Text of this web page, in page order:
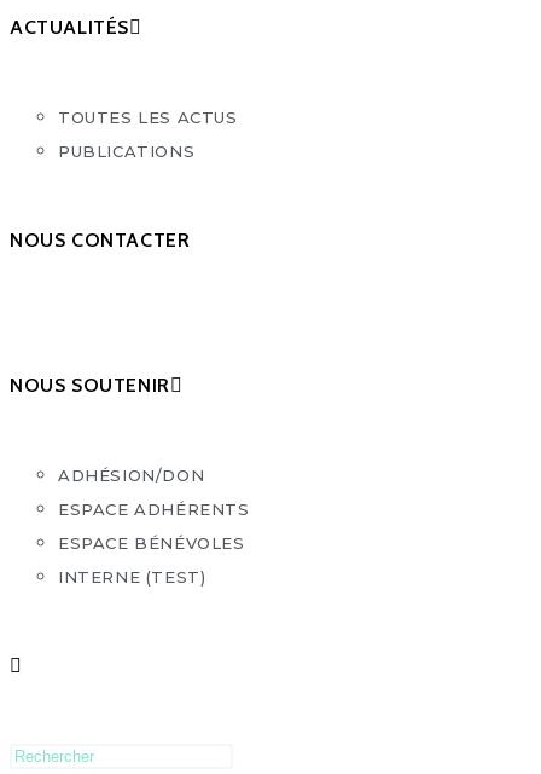
ACTUALITÉS
TOUTES LES ACTUS
PUBLICATIONS
NOUS CONTACTER
NOUS SOUTENIR
ADHÉSION/DON
ESPACE ADHÉRENTS
ESPACE BÉNÉVOLES
INTERNE (TEST)